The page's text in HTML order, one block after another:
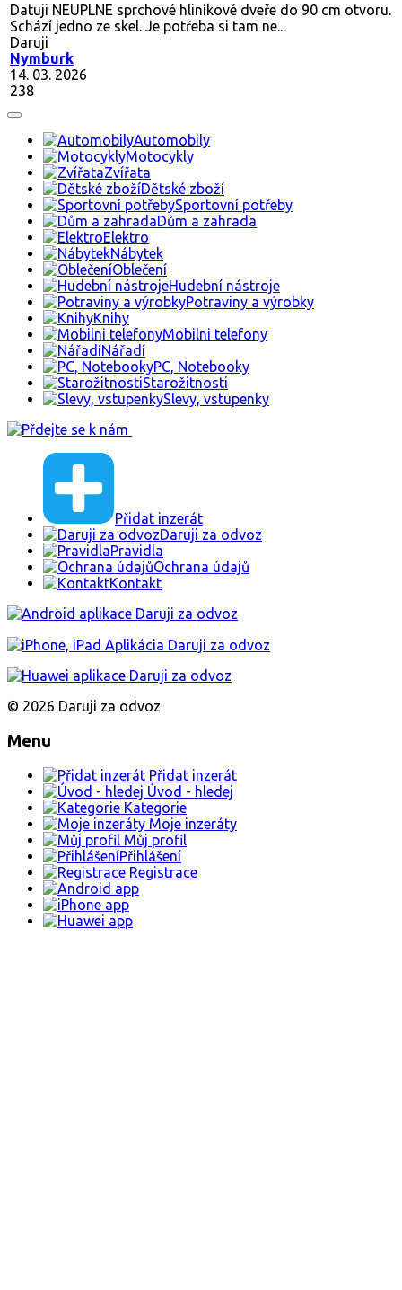
Datuji NEUPLNE sprchové hliníkové dveře do 90 cm otvoru.
Schází jedno ze skel. Je potřeba si tam ne...
Daruji
Nymburk
14. 03. 2026
238
Automobily
Motocykly
Zvířata
Dětské zboží
Sportovní potřeby
Dům a zahrada
Elektro
Nábytek
Oblečení
Hudební nástroje
Potraviny a výrobky
Knihy
Mobilni telefony
Nářadí
PC, Notebooky
Starožitnosti
Slevy, vstupenky
Přidat inzerát
Daruji za odvoz
Pravidla
Ochrana údajů
Kontakt
© 2026 Daruji za odvoz
Menu
Přidat inzerát
Úvod - hledej
Kategorie
Moje inzeráty
Můj profil
Přihlášení
Registrace